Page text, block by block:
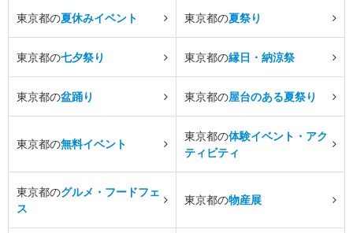
東京都の夏休みイベント 東京都の夏祭り
東京都の七夕祭り 東京都の縁日・納涼祭
東京都の盆踊り 東京都の屋台のある夏祭り
東京都の無料イベント
東京都の体験イベント・アク
ティビティ
東京都のグルメ・フードフェ
ス
東京都の物産展